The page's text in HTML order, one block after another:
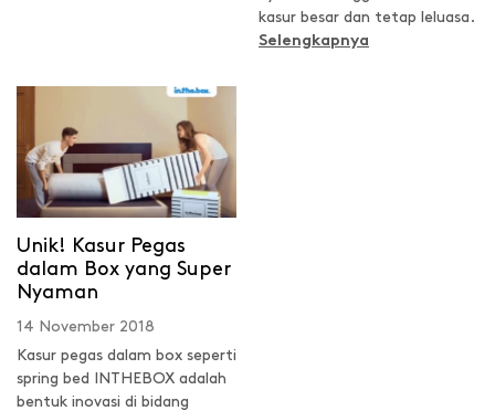
kasur besar dan tetap leluasa.
Selengkapnya
Unik! Kasur Pegas
dalam Box yang Super
Nyaman
14 November 2018
Kasur pegas dalam box seperti
spring bed INTHEBOX adalah
bentuk inovasi di bidang